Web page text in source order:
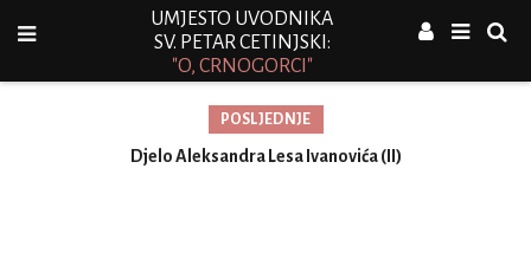
UMJESTO UVODNIKA
SV. PETAR CETINJSKI:
"O, CRNOGORCI"
POSLJEDNJE
Djelo Aleksandra Lesa Ivanovića (II)